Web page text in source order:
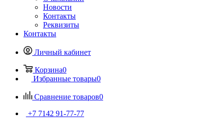
Новости
Контакты
Реквизиты
Контакты
Личный кабинет
Корзина0
Избранные товары0
Сравнение товаров0
+7 7142 91-77-77